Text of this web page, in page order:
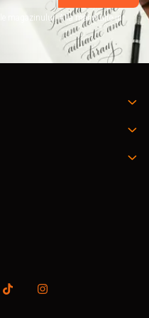
magazinului. Afla mai multe in